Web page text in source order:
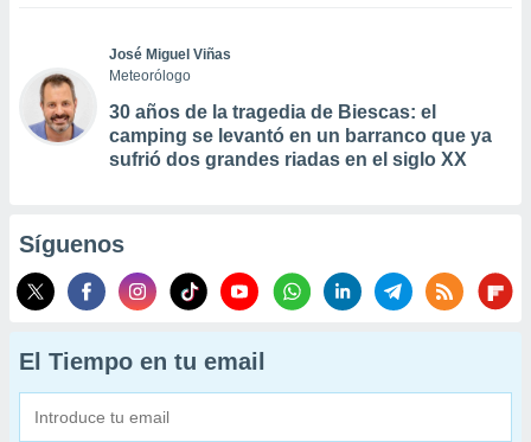
José Miguel Viñas
Meteorólogo
30 años de la tragedia de Biescas: el
camping se levantó en un barranco que ya
sufrió dos grandes riadas en el siglo XX
Síguenos
El Tiempo en tu email